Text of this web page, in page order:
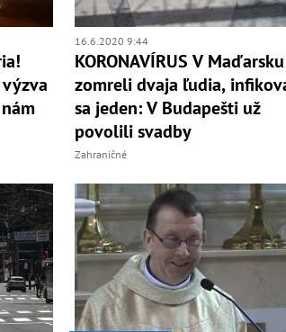
16.6.2020 9:44
KORONAVÍRUS V Maďarsku
zomreli dvaja ľudia,
sa jeden: V Budapešti už
povolili svadby
Zahraničné